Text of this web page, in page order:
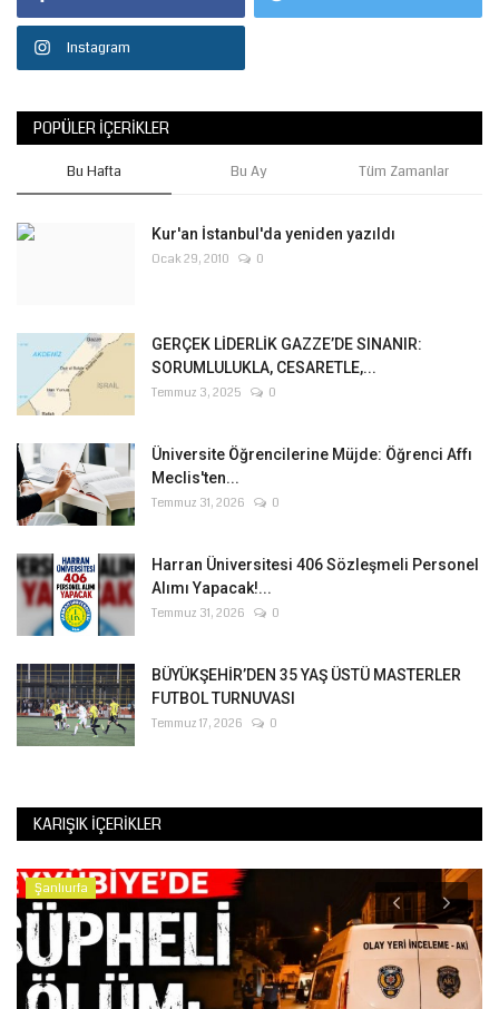
Instagram
POPÜLER İÇERIKLER
Bu Hafta Bu Ay Tüm Zamanlar
Kur'an İstanbul'da yeniden yazıldı
Ocak 29, 2010 0
GERÇEK LİDERLİK GAZZE’DE SINANIR:
SORUMLULUKLA, CESARETLE,...
Temmuz 3, 2025 0
Üniversite Öğrencilerine Müjde: Öğrenci Affı
Meclis'ten...
Temmuz 31, 2026 0
Harran Üniversitesi 406 Sözleşmeli Personel
Alımı Yapacak!...
Temmuz 31, 2026 0
BÜYÜKŞEHİR’DEN 35 YAŞ ÜSTÜ MASTERLER
FUTBOL TURNUVASI
Temmuz 17, 2026 0
KARIŞIK İÇERIKLER
Şanlıurfa